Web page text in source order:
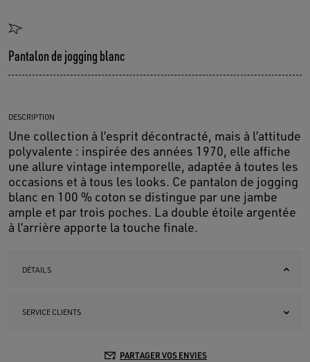
Pantalon de jogging blanc
DESCRIPTION
Une collection à l’esprit décontracté, mais à l’attitude
polyvalente : inspirée des années 1970, elle affiche
une allure vintage intemporelle, adaptée à toutes les
occasions et à tous les looks. Ce pantalon de jogging
blanc en 100 % coton se distingue par une jambe
ample et par trois poches. La double étoile argentée
à l’arrière apporte la touche finale.
DÉTAILS
SERVICE CLIENTS
PARTAGER VOS ENVIES